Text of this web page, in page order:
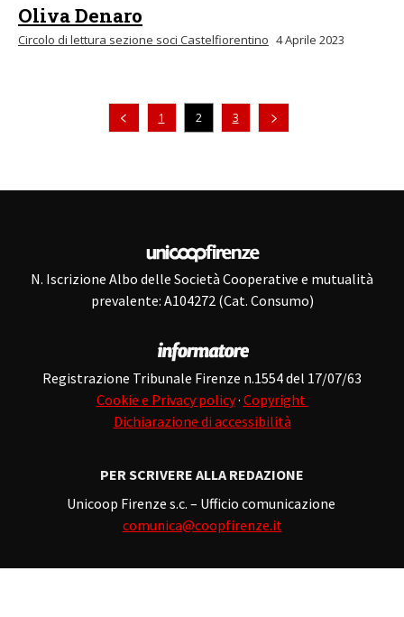
Oliva Denaro
Circolo di lettura sezione soci Castelfiorentino 4 Aprile 2023
Pagina precedente
1 2 3
N. Iscrizione Albo delle Società Cooperative e mutualità
prevalente: A104272 (Cat. Consumo)
Registrazione Tribunale Firenze n.1554 del 17/07/63
Cookie e Privacy policy· Copyright
Dichiarazione di accessibilità
PER SCRIVERE ALLA REDAZIONE
Unicoop Firenze s.c. – Ufficio comunicazione
comunica@coopfirenze.it